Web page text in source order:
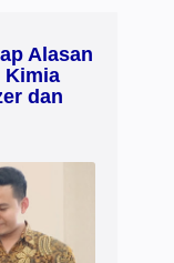
Alasan
Kimia
dan